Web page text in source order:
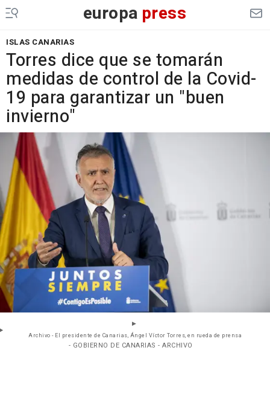
europa press
ISLAS CANARIAS
Torres dice que se tomarán
medidas de control de la Covid-
19 para garantizar un "buen
invierno"
Archivo - El presidente de Canarias, Ángel Víctor Torres, en rueda de prensa
- GOBIERNO DE CANARIAS - ARCHIVO